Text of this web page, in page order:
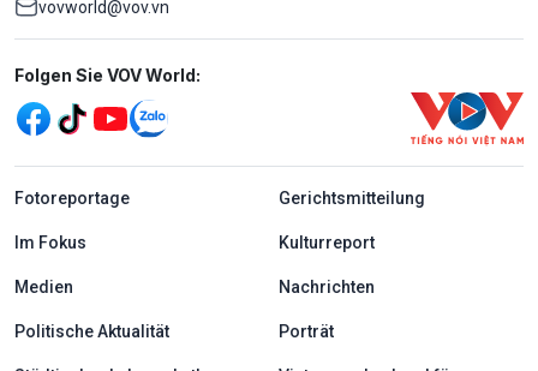
vovworld@vov.vn
Mạng xã hội
Folgen Sie VOV World:
menu footer tiếng Đức
Fotoreportage Gerichtsmitteilung
Im Fokus Kulturreport
Medien Nachrichten
Politische Aktualität Porträt